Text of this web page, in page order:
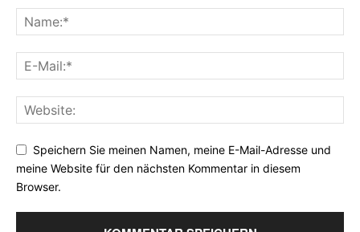
Speichern Sie meinen Namen, meine E-Mail-Adresse und
meine Website für den nächsten Kommentar in diesem
Browser.